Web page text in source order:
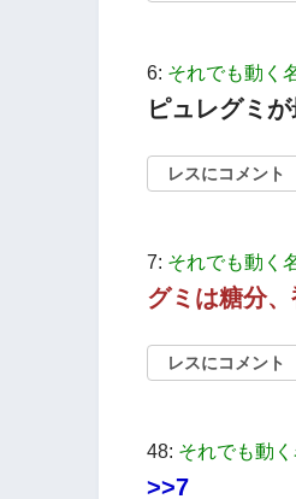
6: それでも動く
ピュレグミ
レスにコメント
7: それでも動く
グミは糖分
レスにコメント
48: それでも動
>>7